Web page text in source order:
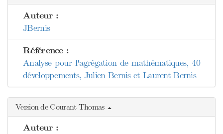
Auteur :
JBernis
Référence :
Analyse pour l'agrégation de mathématiques, 40
développements, Julien Bernis et Laurent Bernis
Version de Courant Thomas
Auteur :